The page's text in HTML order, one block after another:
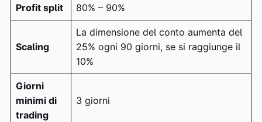
Profit split 80% – 90%
Scaling
La dimensione del conto aumenta del
25% ogni 90 giorni, se si raggiunge il
10%
Giorni
minimi di
trading
3 giorni